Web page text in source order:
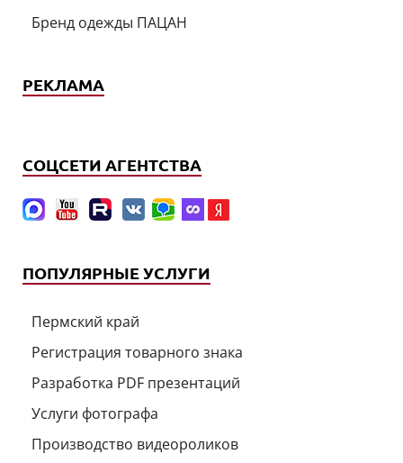
Бренд одежды ПАЦАН
РЕКЛАМА
СОЦСЕТИ АГЕНТСТВА
ПОПУЛЯРНЫЕ УСЛУГИ
Пермский край
Регистрация товарного знака
Разработка PDF презентаций
Услуги фотографа
Производство видеороликов